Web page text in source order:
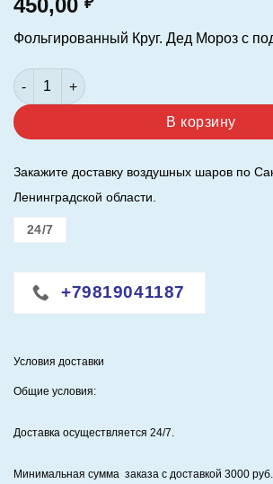
450,00
Фольгированный Круг. Дед Мороз с
Количество товара Шар (18"/46 см.)
В корзину
Закажите доставку воздушных шаров по
Ленинградской области.
24/7
+79819041187
Условия доставки
Общие условия:
Доставка осуществляется 24/7.
Минимальная сумма заказа с доставкой 3000 руб.